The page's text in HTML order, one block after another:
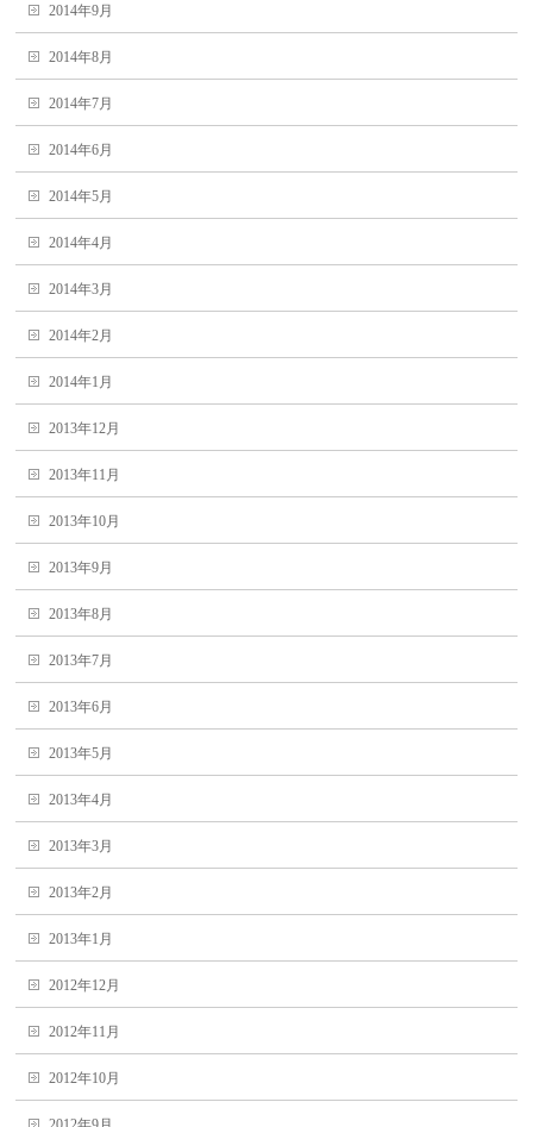
2014年9月
2014年8月
2014年7月
2014年6月
2014年5月
2014年4月
2014年3月
2014年2月
2014年1月
2013年12月
2013年11月
2013年10月
2013年9月
2013年8月
2013年7月
2013年6月
2013年5月
2013年4月
2013年3月
2013年2月
2013年1月
2012年12月
2012年11月
2012年10月